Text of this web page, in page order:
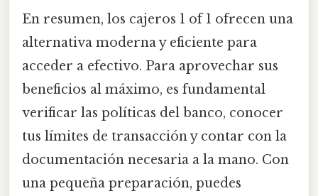
En resumen, los cajeros 1 of 1 ofrecen una
alternativa moderna y eficiente para
acceder a efectivo. Para aprovechar sus
beneficios al máximo, es fundamental
verificar las políticas del banco, conocer
tus límites de transacción y contar con la
documentación necesaria a la mano. Con
una pequeña preparación, puedes